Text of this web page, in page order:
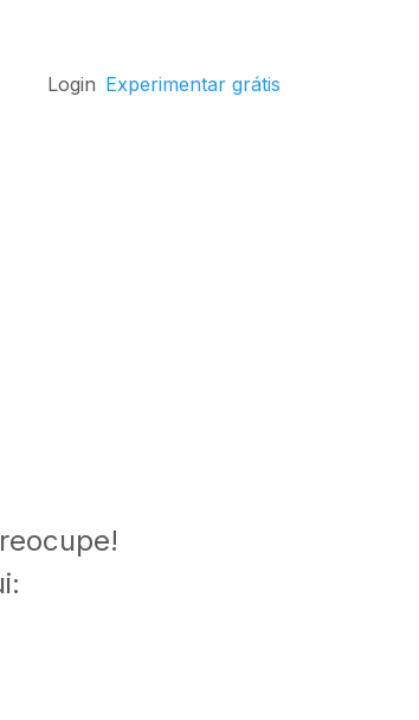
Experimentar grátis
Login